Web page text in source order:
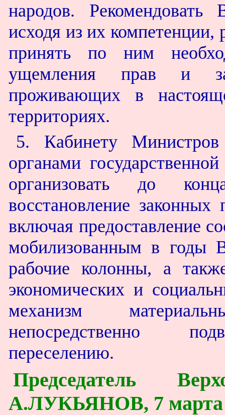
народов.
исходя из их компетенции,
принять по ним
ущемления прав и
проживающих в
территориях.
5. Кабинету
органами
организовать до
восстановление законных
включая предоставление
мобилизованным в годы
рабочие колонны, а
экономических и
механизм
непосредственно
переселению.
Председатель
А.ЛУКЬЯНОВ, 7 марта